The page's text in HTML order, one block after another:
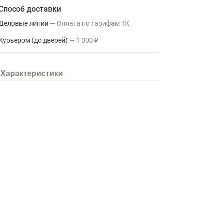
доставки
линии Оплата по тарифам ТК
(до дверей) 1 000 ₽
Характеристики